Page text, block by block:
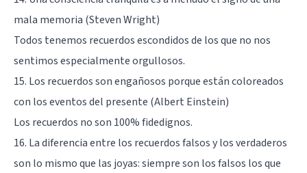
mala memoria (Steven Wright)
Todos tenemos recuerdos escondidos de los que no nos
sentimos especialmente orgullosos.
15. Los recuerdos son engañosos porque están coloreados
con los eventos del presente (Albert Einstein)
Los recuerdos no son 100% fidedignos.
16. La diferencia entre los recuerdos falsos y los verdaderos
son lo mismo que las joyas: siempre son los falsos los que